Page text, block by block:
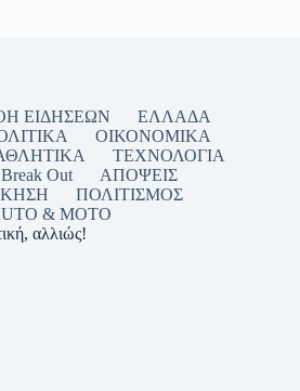
ΕΙΔΗΣΕΩΝ
ΕΛΛΑΔΑ
ΟΙΚΟΝΟΜΙΚΑ
ΤΕΧΝΟΛΟΓΙΑ
Break Out
ΑΠΟΨΕΙΣ
ΠΟΛΙΤΙΣΜΟΣ
& MOTO
αλλιώς!